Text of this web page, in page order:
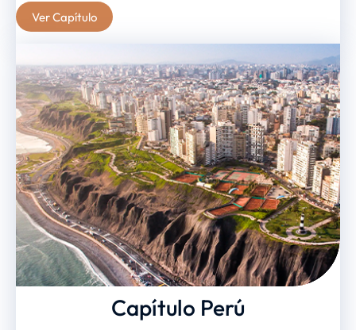
Ver Capítulo
Capítulo Perú